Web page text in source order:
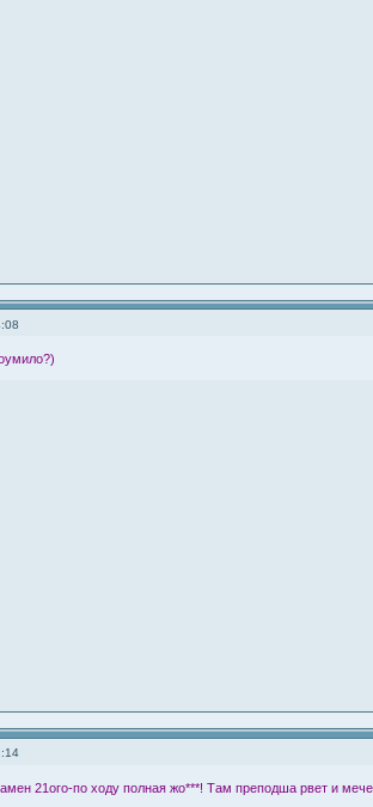
21ого-по ходу полная жо***! Там преподша рвет и